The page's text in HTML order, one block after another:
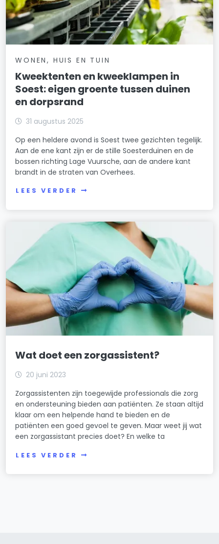
WONEN, HUIS EN TUIN
Kweektenten en kweeklampen in
Soest: eigen groente tussen duinen
en dorpsrand
31 augustus 2025
Op een heldere avond is Soest twee gezichten tegelijk.
Aan de ene kant zijn er de stille Soesterduinen en de
bossen richting Lage Vuursche, aan de andere kant
brandt in de straten van Overhees.
LEES VERDER
Wat doet een zorgassistent?
20 juni 2023
Zorgassistenten zijn toegewijde professionals die zorg
en ondersteuning bieden aan patiënten. Ze staan altijd
klaar om een helpende hand te bieden en de
patiënten een goed gevoel te geven. Maar weet jij wat
een zorgassistant precies doet? En welke ta
LEES VERDER